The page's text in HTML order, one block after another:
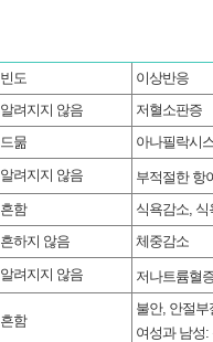
빈도
이상반응
알려지지 않음
저혈소판증
드묾
아나필락시
알려지지 않음 부적절한 항
흔함
식욕감소,
흔하지 않음
체중감소
알려지지 않음
저나트륨혈
흔함
불안, 안절부
여성과 남성